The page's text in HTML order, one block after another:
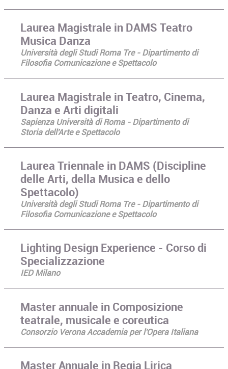
Laurea Magistrale in DAMS Teatro
Musica Danza
Università degli Studi Roma Tre - Dipartimento di
Filosofia Comunicazione e Spettacolo
Laurea Magistrale in Teatro, Cinema,
Danza e Arti digitali
Sapienza Università di Roma - Dipartimento di
Storia dell'Arte e Spettacolo
Laurea Triennale in DAMS (Discipline
delle Arti, della Musica e dello
Spettacolo)
Università degli Studi Roma Tre - Dipartimento di
Filosofia Comunicazione e Spettacolo
Lighting Design Experience - Corso di
Specializzazione
IED Milano
Master annuale in Composizione
teatrale, musicale e coreutica
Consorzio Verona Accademia per l'Opera Italiana
Master Annuale in Regia Lirica